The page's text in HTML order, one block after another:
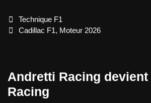
projet
moteur
Categories
Technique F1
Tags
Cadillac F1, Moteur 2026
Andretti Racing
Racing